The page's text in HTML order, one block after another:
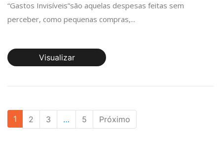
“Gastos Invisíveis”são aquelas despesas feitas sem
perceber, como pequenas compras,...
Visualizar
1 2 3 … 5 Próximo